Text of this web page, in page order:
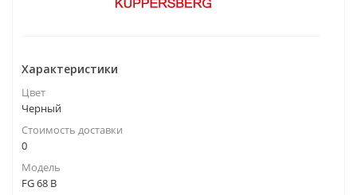
Характеристики
Цвет
Черный
Стоимость доставки
0
Модель
FG 68 B